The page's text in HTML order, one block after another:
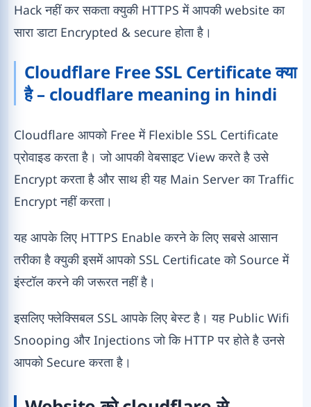
Hack नहीं कर सकता क्युकी HTTPS में आपकी website का
सारा डाटा Encrypted & secure होता है।
Cloudflare Free SSL Certificate क्या
है – cloudflare meaning in hindi
Cloudflare आपको Free में Flexible SSL Certificate
प्रोवाइड करता है। जो आपकी वेबसाइट View करते है उसे
Encrypt करता है और साथ ही यह Main Server का Traffic
Encrypt नहीं करता।
यह आपके लिए HTTPS Enable करने के लिए सबसे आसान
तरीका है क्युकी इसमें आपको SSL Certificate को Source में
इंस्टॉल करने की जरूरत नहीं है।
इसलिए फ्लेक्सिबल SSL आपके लिए बेस्ट है। यह Public Wifi
Snooping और Injections जो कि HTTP पर होते है उनसे
आपको Secure करता है।